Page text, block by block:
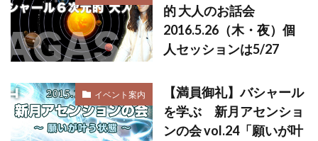
的 大人のお話会
2016.5.26（木・夜）個
人セッションは5/27
イベント案内
【満員御礼】バシャール
を学ぶ 新月アセンショ
ンの会 vol.24「願いが叶